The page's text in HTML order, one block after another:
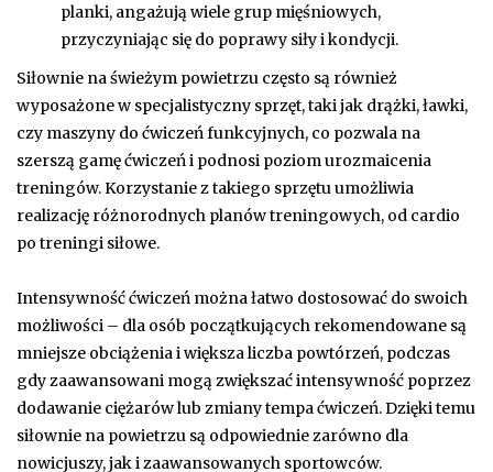
planki, angażują wiele grup mięśniowych,
przyczyniając się do poprawy siły i kondycji.
Siłownie na świeżym powietrzu często są również
wyposażone w specjalistyczny sprzęt, taki jak drążki, ławki,
czy maszyny do ćwiczeń funkcyjnych, co pozwala na
szerszą gamę ćwiczeń i podnosi poziom urozmaicenia
treningów. Korzystanie z takiego sprzętu umożliwia
realizację różnorodnych planów treningowych, od cardio
po treningi siłowe.
Intensywność ćwiczeń można łatwo dostosować do swoich
możliwości – dla osób początkujących rekomendowane są
mniejsze obciążenia i większa liczba powtórzeń, podczas
gdy zaawansowani mogą zwiększać intensywność poprzez
dodawanie ciężarów lub zmiany tempa ćwiczeń. Dzięki temu
siłownie na powietrzu są odpowiednie zarówno dla
nowicjuszy, jak i zaawansowanych sportowców.